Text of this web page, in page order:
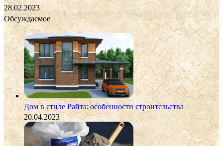
28.02.2023
Обсуждаемое
Дом в стиле Райта: особенности строительства
20.04.2023